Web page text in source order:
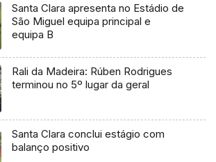
Santa Clara apresenta no Estádio de
São Miguel equipa principal e
equipa B
Rali da Madeira: Rúben Rodrigues
terminou no 5º lugar da geral
Santa Clara conclui estágio com
balanço positivo